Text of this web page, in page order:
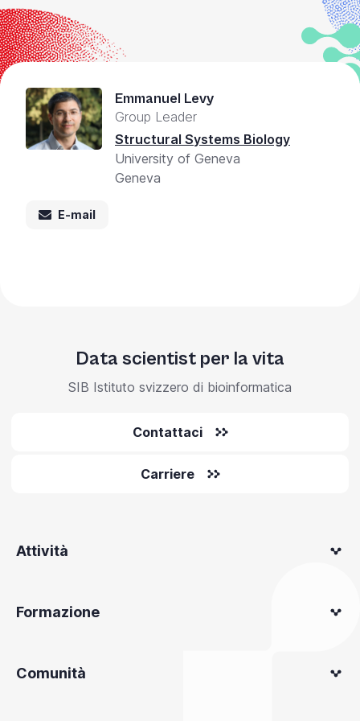
Emmanuel Levy
Group Leader
Structural Systems Biology
University of Geneva
Geneva
E-mail
Data scientist per la vita
SIB Istituto svizzero di bioinformatica
Contattaci
Carriere
Attività
Formazione
Comunità